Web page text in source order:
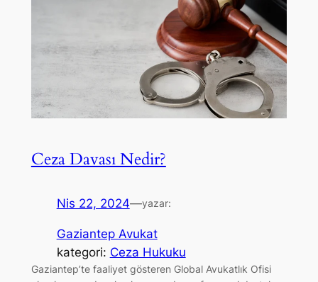
Ceza Davası Nedir?
Nis 22, 2024—yazar:
Gaziantep Avukat
kategori: Ceza Hukuku
Gaziantep’te faaliyet gösteren Global Avukatlık Ofisi